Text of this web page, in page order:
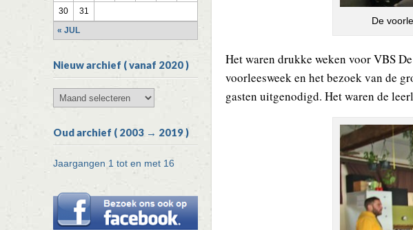
30
31
« JUL
Nieuw archief ( vanaf 2020 )
Nieuw
archief
vanaf
2020
)
Oud archief ( 2003 → 2019 )
Jaargangen 1 tot en met 16
De
Het waren drukke weken voor VBS
voorleesweek en het bezoek van de
gasten uitgenodigd. Het waren de